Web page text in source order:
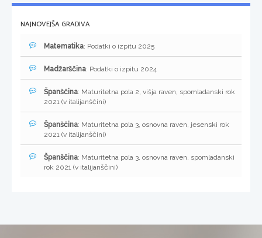
NAJNOVEJŠA GRADIVA
Matematika: Podatki o izpitu 2025
Madžarščina: Podatki o izpitu 2024
Španščina: Maturitetna pola 2, višja raven, spomladanski rok
2021 (v italijanščini)
Španščina: Maturitetna pola 3, osnovna raven, jesenski rok
2021 (v italijanščini)
Španščina: Maturitetna pola 3, osnovna raven, spomladanski
rok 2021 (v italijanščini)